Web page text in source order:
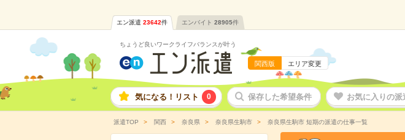
エン派遣 23642件 エンバイト 28905件
ちょうど良いワークライフバランスが叶う
関西版 エリア変更
気になる！リスト 0 保存した希望条件 お気に入りの派
派遣TOP 関西 奈良県 奈良県生駒市 奈良県生駒市 短期の派遣の仕事一覧